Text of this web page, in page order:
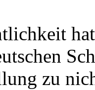
zu